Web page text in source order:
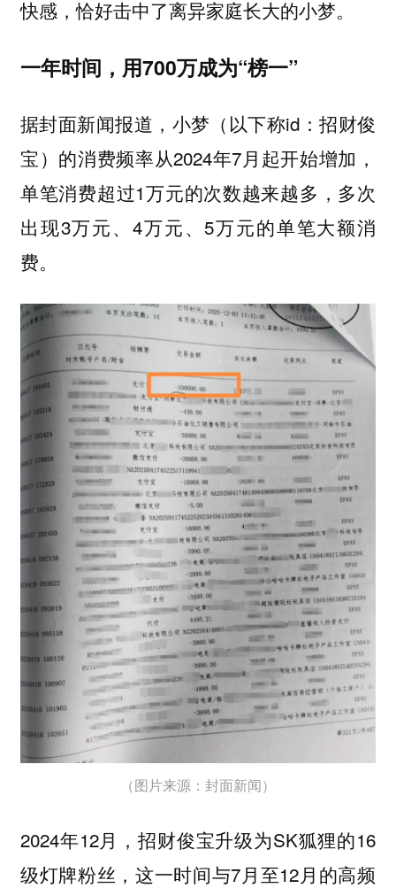
快感，恰好击中了离异家庭长大的小梦。
一年时间，用700万成为“榜一”
据封面新闻报道，小梦（以下称id：招财俊
宝）的消费频率从2024年7月起开始增加，
单笔消费超过1万元的次数越来越多，多次
出现3万元、4万元、5万元的单笔大额消
费。
（图片来源：封面新闻）
2024年12月，招财俊宝升级为SK狐狸的16
级灯牌粉丝，这一时间与7月至12月的高频